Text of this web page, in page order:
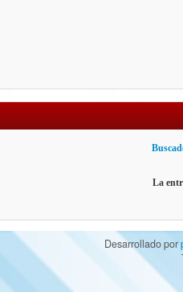
La
Desarrollado por